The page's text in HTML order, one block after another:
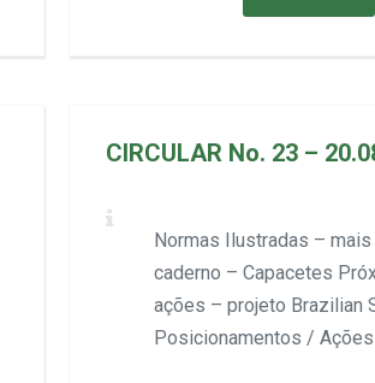
CIRCULAR No. 23 –
Normas Ilustradas – mais
caderno – Capacetes
ações – projeto Brazilian
Posicionamentos /